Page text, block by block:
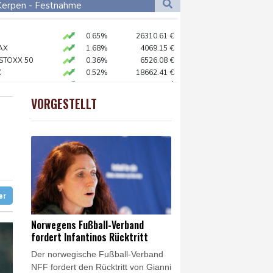
Dortmund
22 °C
- Festnahme
zu Merz-Rücktritt
wegen Sabotage
Einmischung an
vorschlagen
für Lina E.
0.65% 26310.61 €
1.68% 4069.15 €
50
0.36% 6526.08 €
0.52% 18662.41 €
$
0.1%
0.35%
VORGESTELLT
Norwegens Fußball-Verband
fordert Infantinos Rücktritt
Der norwegische Fußball-Verband
NFF fordert den Rücktritt von Gianni